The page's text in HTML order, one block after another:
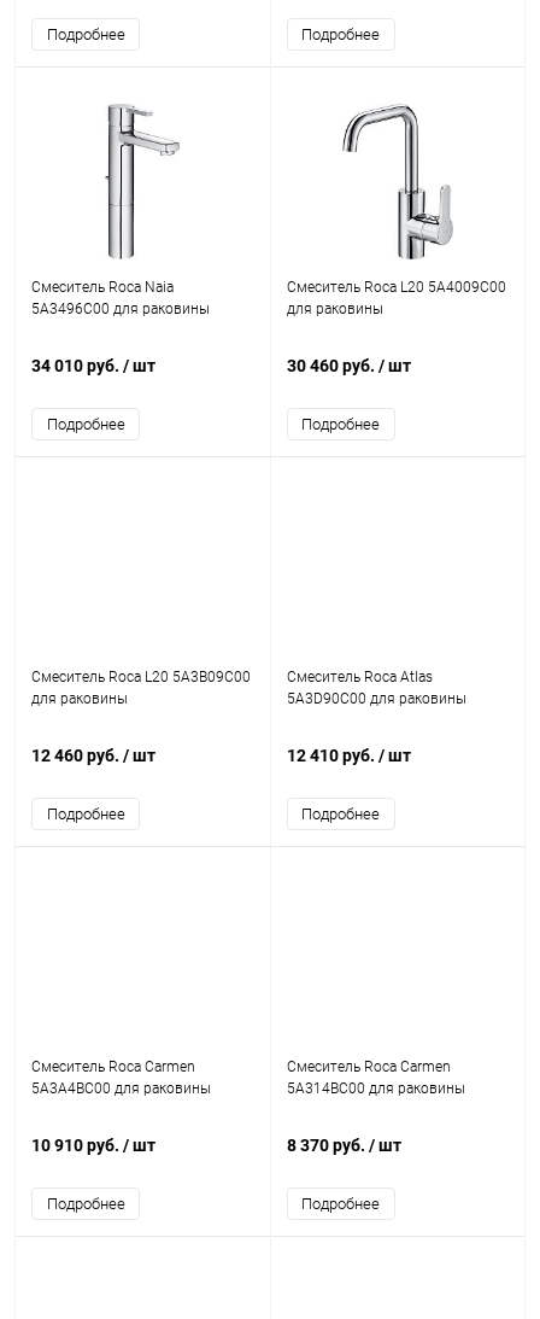
Подробнее Подробнее
Смеситель Roca Naia
5A3496C00 для раковины
34 010 руб. / шт
Подробнее
Смеситель Roca L20 5A4009C00
для раковины
30 460 руб. / шт
Подробнее
Смеситель Roca L20 5A3B09C00
для раковины
12 460 руб. / шт
Подробнее
Смеситель Roca Atlas
5A3D90C00 для раковины
12 410 руб. / шт
Подробнее
Смеситель Roca Carmen
5A3A4BC00 для раковины
10 910 руб. / шт
Подробнее
Смеситель Roca Carmen
5A314BC00 для раковины
8 370 руб. / шт
Подробнее